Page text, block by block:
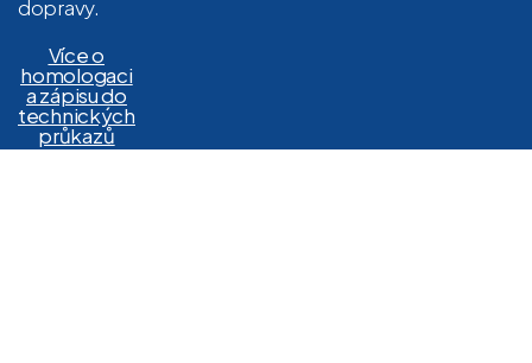
dopravy.
Více o
homologaci
a zápisu do
technických
průkazů